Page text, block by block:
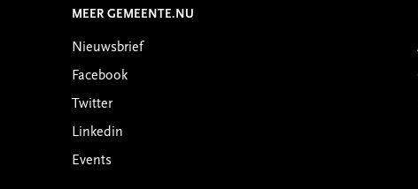
MEER GEMEENTE.NU
Nieuwsbrief
Facebook
Twitter
Linkedin
Events